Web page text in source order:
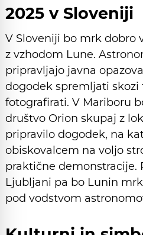
2025 v Sloveniji
V Sloveniji bo mrk dobro
z vzhodom Lune.
pripravljajo javna
dogodek spremljati skozi
fotografirati. V Mariboru
društvo Orion skupaj z
pripravilo dogodek, na
obiskovalcem na voljo
praktične demonstracije.
Ljubljani pa bo Lunin
pod vodstvom